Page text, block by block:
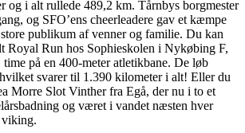
og i alt rullede 489,2 km. Tårnbys borgmester
og SFO’ens cheerleadere gav et kæmpe
publikum af venner og familie. Du kan
Royal Run hos Sophieskolen i Nykøbing F,
på en 400-meter atletikbane. De løb
svarer til 1.390 kilometer i alt! Eller du
Morre Slot Vinther fra Egå, der nu i to et
og været i vandet næsten hver
viking.